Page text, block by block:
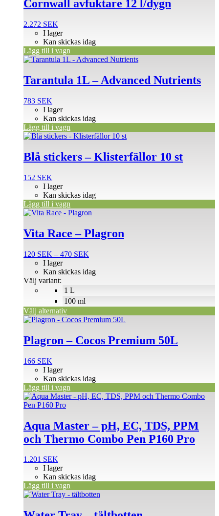
Cornwall avfuktare 12 l/dygn
2.272 SEK
I lager
Kan skickas idag
Lägg till i vagn
Tarantula 1L – Advanced Nutrients
783 SEK
I lager
Kan skickas idag
Lägg till i vagn
Blå stickers – Klisterfällor 10 st
152 SEK
I lager
Kan skickas idag
Lägg till i vagn
Vita Race – Plagron
120 SEK – 470 SEK
till
1 L
100 ml
I lager
Kan skickas idag
Välj variant:
Välj alternativ
Den
produkten
har
varianter.
olika
alternativen
på
produktsidan
Plagron – Cocos Premium 50L
166 SEK
I lager
Kan skickas idag
Lägg till i vagn
Aqua Master – pH, EC, TDS, PPM
och Thermo Combo Pen P160 Pro
1.201 SEK
I lager
Kan skickas idag
Lägg till i vagn
Den
produkten